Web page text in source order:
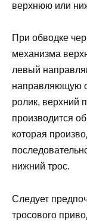
верхнюю или
При обводке
механизма
левый
направляющую
ролик, верхний
производится
которая
нижний трос.
Следует
тросового